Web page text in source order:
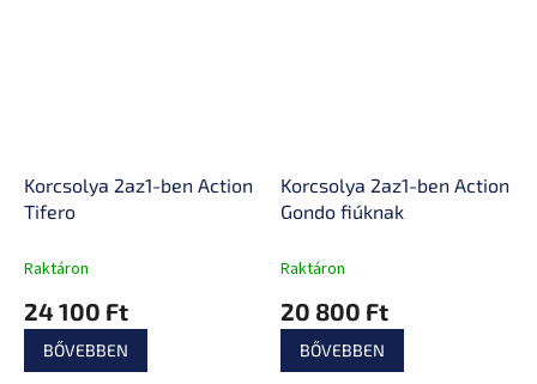
Korcsolya 2az1-ben Action
Tifero
Raktáron
24 100 Ft
BŐVEBBEN
Korcsolya 2az1-ben Action
Gondo fiúknak
Raktáron
20 800 Ft
BŐVEBBEN